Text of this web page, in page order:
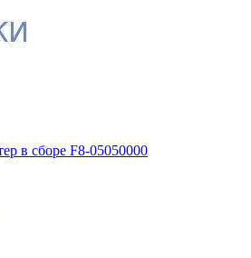
в сборе F8-05050000